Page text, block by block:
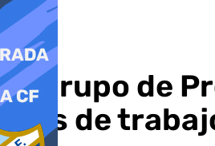
El grupo de
días de